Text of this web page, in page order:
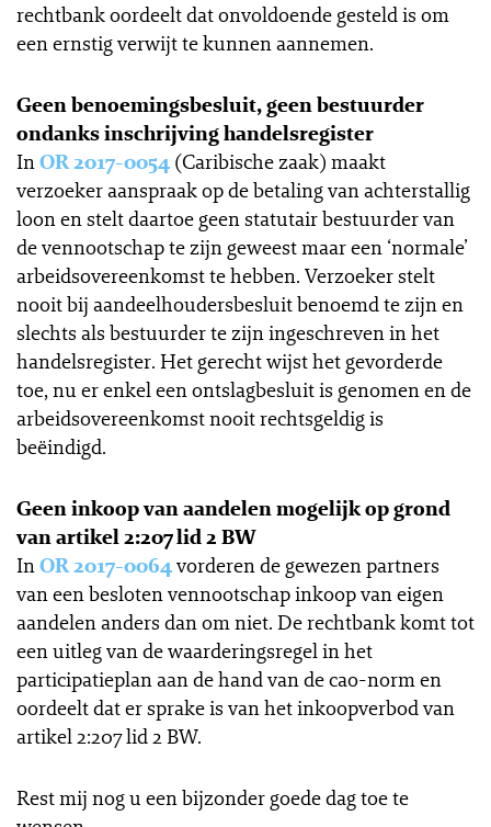
rechtbank oordeelt dat onvoldoende gesteld is om
een ernstig verwijt te kunnen aannemen.
Geen benoemingsbesluit, geen bestuurder
ondanks inschrijving handelsregister
InOR 2017-0054 (Caribische zaak) maakt
verzoeker aanspraak op de betaling van achterstallig
loon en stelt daartoe geen statutair bestuurder van
de vennootschap te zijn geweest maar een ‘normale’
arbeidsovereenkomst te hebben. Verzoeker stelt
nooit bij aandeelhoudersbesluit benoemd te zijn en
slechts als bestuurder te zijn ingeschreven in het
handelsregister. Het gerecht wijst het gevorderde
toe, nu er enkel een ontslagbesluit is genomen en de
arbeidsovereenkomst nooit rechtsgeldig is
beëindigd.
Geen inkoop van aandelen mogelijk op grond
van artikel 2:207 lid 2 BW
InOR 2017-0064vorderen de gewezen partners
van een besloten vennootschap inkoop van eigen
aandelen anders dan om niet. De rechtbank komt tot
een uitleg van de waarderingsregel in het
participatieplan aan de hand van de cao-norm en
oordeelt dat er sprake is van het inkoopverbod van
artikel 2:207 lid 2 BW.
Rest mij nog u een bijzonder goede dag toe te